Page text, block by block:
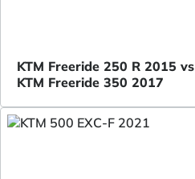
KTM Freeride 250 R 2015 vs
KTM Freeride 350 2017